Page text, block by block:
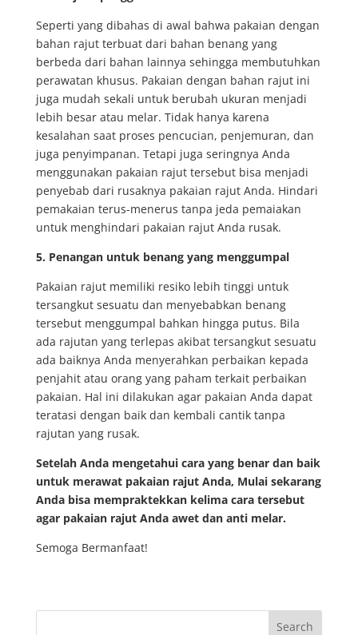
Seperti yang dibahas di awal bahwa pakaian dengan
bahan rajut terbuat dari bahan benang yang
berbeda dari bahan lainnya sehingga membutuhkan
perawatan khusus. Pakaian dengan bahan rajut ini
juga mudah sekali untuk berubah ukuran menjadi
lebih besar atau melar. Tidak hanya karena
kesalahan saat proses pencucian, penjemuran, dan
juga penyimpanan. Tetapi juga seringnya Anda
menggunakan pakaian rajut tersebut bisa menjadi
penyebab dari rusaknya pakaian rajut Anda. Hindari
pemakaian terus-menerus tanpa jeda pemaiakan
untuk menghindari pakaian rajut Anda rusak.
5. Penangan untuk benang yang menggumpal
Pakaian rajut memiliki resiko lebih tinggi untuk
tersangkut sesuatu dan menyebabkan benang
tersebut menggumpal bahkan hingga putus. Bila
ada rajutan yang terlepas akibat tersangkut sesuatu
ada baiknya Anda menyerahkan perbaikan kepada
penjahit atau orang yang paham terkait perbaikan
pakaian. Hal ini dilakukan agar pakaian Anda dapat
teratasi dengan baik dan kembali cantik tanpa
rajutan yang rusak.
Setelah Anda mengetahui cara yang benar dan baik
untuk merawat pakaian rajut Anda, Mulai sekarang
Anda bisa mempraktekkan kelima cara tersebut
agar pakaian rajut Anda awet dan anti melar.
Semoga Bermanfaat!
Search